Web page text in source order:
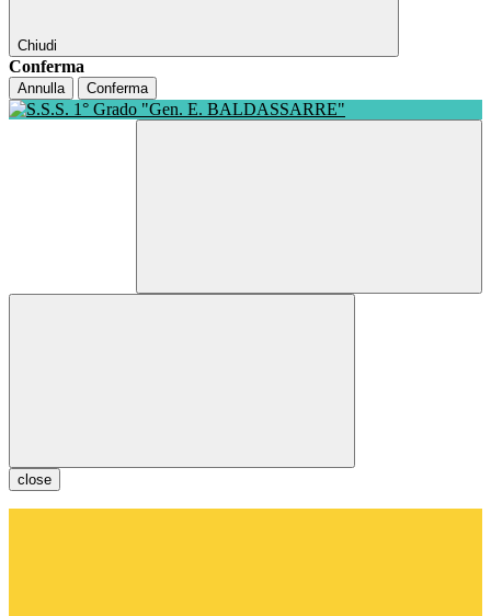
Chiudi
Conferma
Annulla Conferma
close